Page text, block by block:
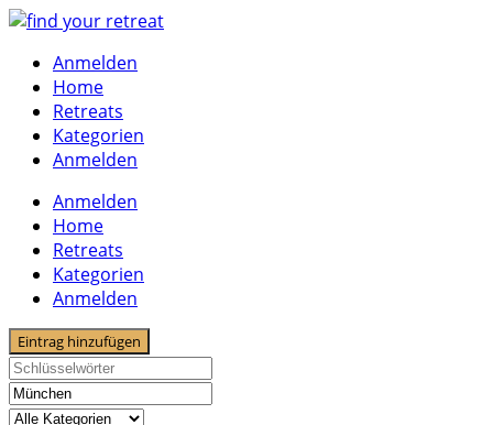
Skip
contentAnmelden
Home
Retreats
Kategorien
Anmelden
Anmelden
Home
Retreats
Kategorien
Anmelden
Eintrag hinzufügen